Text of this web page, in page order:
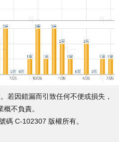
若因錯漏而引致任何不便或損失，
概不負責。
碼 C-102307 版權所有。